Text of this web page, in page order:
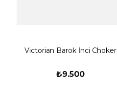
Victorian Barok İnci Choker
₺9.500